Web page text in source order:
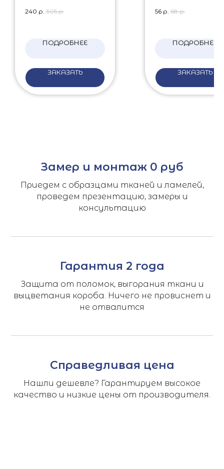
240 р. 305 р.
ПОДРОБНЕЕ
ЗАКАЗАТЬ
56 р. 68 р.
ПОДРОБНЕЕ
ЗАКАЗАТЬ
Замер и монтаж 0 руб
Приедем с образцами тканей и ламелей,
проведем презентацию, замеры и
консультацию
Гарантия 2 года
Защита от поломок, выгорания ткани и
выцветания короба. Ничего не провиснет и
не отвалится
Справедливая цена
Нашли дешевле? Гарантируем высокое
качество и низкие цены от производителя.